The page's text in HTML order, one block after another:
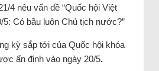
4 nêu vấn đề “Quốc hội Việt
Có bầu luôn Chủ tịch nước?”
kỳ sắp tới của Quốc hội khóa
ấn định vào ngày 20/5.